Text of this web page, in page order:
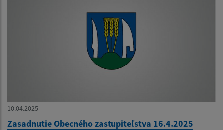
10.04.2025
Zasadnutie Obecného zastupiteľstva 16.4.2025